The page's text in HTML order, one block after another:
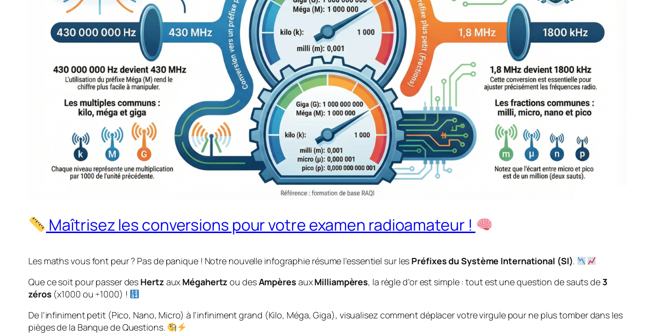
Maîtrisez les conversions pour votre examen radioamateur !
Les maths vous font peur ? Pas de panique ! Notre nouvelle infographie résume l’essentiel sur les Préfixes du Système International (SI).
Que ce soit pour passer des Hertz aux Mégahertz ou desAmpères auxMilliampères, la règle d’or est simple : tout est une question de sauts de3
zéros (x1000 ou ÷1000) !
De l’infiniment petit (Pico, Nano, Micro) à l’infiniment grand (Kilo, Méga, Giga), visualisez comment déplacer votre virgule pour ne plus tomber dans les
pièges de la Banque de Questions.